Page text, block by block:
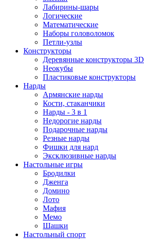
Лабирины-шары
Логические
Математические
Наборы головоломок
Петли-узлы
Конструкторы
Деревянные конструкторы 3D
Неокубы
Пластиковые конструкторы
Нарды
Армянские нарды
Кости, стаканчики
Нарды - 3 в 1
Недорогие нарды
Подарочные нарды
Резные нарды
Фишки для нард
Эксклюзивные нарды
Настольные игры
Бродилки
Дженга
Домино
Лото
Мафия
Мемо
Шашки
Настольный спорт